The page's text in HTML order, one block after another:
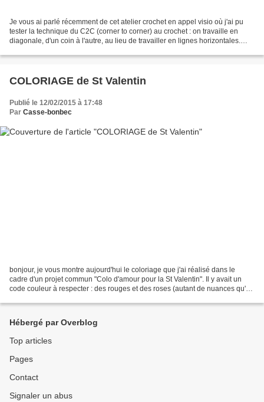
Je vous ai parlé récemment de cet atelier crochet en appel visio où j'ai pu
tester la technique du C2C (corner to corner) au crochet : on travaille en
diagonale, d'un coin à l'autre, au lieu de travailler en lignes horizontales.
COLORIAGE de St Valentin
Publié le 12/02/2015 à 17:48
Par Casse-bonbec
bonjour, je vous montre aujourd'hui le coloriage que j'ai réalisé dans le
cadre d'un projet commun "Colo d'amour pour la St Valentin". Il y avait un
code couleur à respecter : des rouges et des roses (autant de nuances qu'on
Hébergé par Overblog
Top articles
Pages
Contact
Signaler un abus